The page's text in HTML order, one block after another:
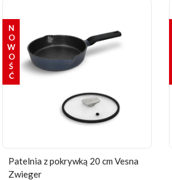
NOWOŚĆ
Patelnia z pokrywką 20 cm Vesna
Zwieger